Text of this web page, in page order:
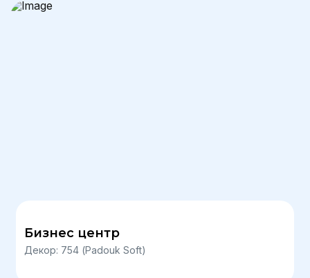
Бизнес центр
Декор: 754 (Padouk Soft)